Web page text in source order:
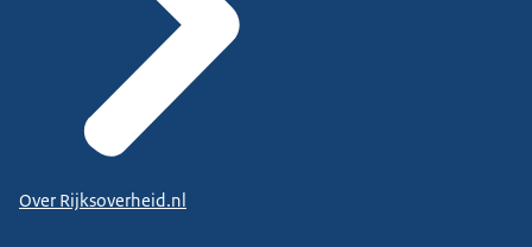
Over Rijksoverheid.nl